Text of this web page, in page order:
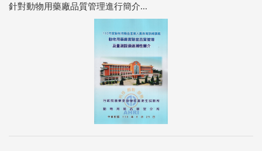
針對動物用藥廠品質管理進行簡介...